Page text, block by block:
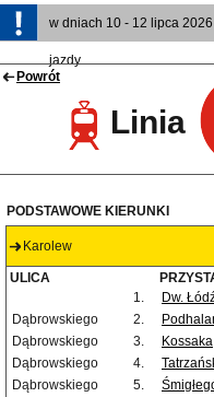
w dniach 10 - 12 lipca
jazdy
Powrót
Linia
PODSTAWOWE KIERUNKI
Karolew
ULICA
1.
Dw.
Dąbrowskiego
2.
Dąbrowskiego
3. Kossaka
Dąbrowskiego
4.
Dąbrowskiego
5.